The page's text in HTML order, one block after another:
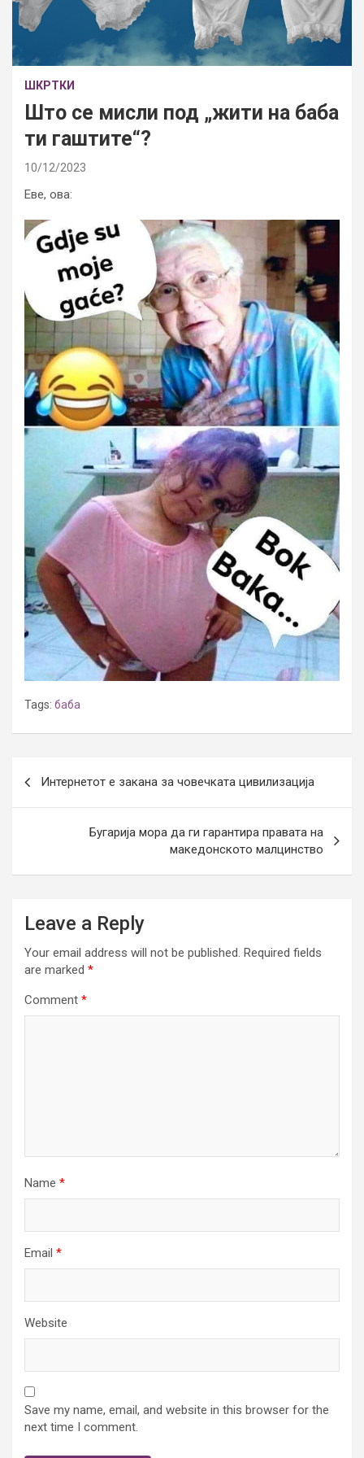
ШКРТКИ
Што се мисли под „жити на баба
ти гаштите“?
10/12/2023
Еве, ова:
Tags: баба
navigation
Интернетот е закана за човечката цивилизација
Бугарија мора да ги гарантира правата на
македонското малцинство
Leave a Reply
Your email address will not be published. Required fields
are marked *
Comment *
Name *
Email *
Website
Save my name, email, and website in this browser for the
next time I comment.